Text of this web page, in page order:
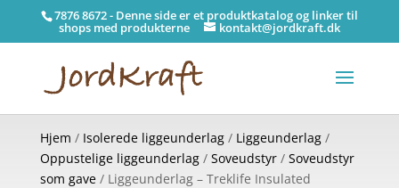
7876 8672 - Denne side er et produktkatalog og linker til
shops med produkterne kontakt@jordkraft.dk
Hjem / Isolerede liggeunderlag/ Liggeunderlag/
Oppustelige liggeunderlag/ Soveudstyr/ Soveudstyr
som gave/ Liggeunderlag – Treklife Insulated